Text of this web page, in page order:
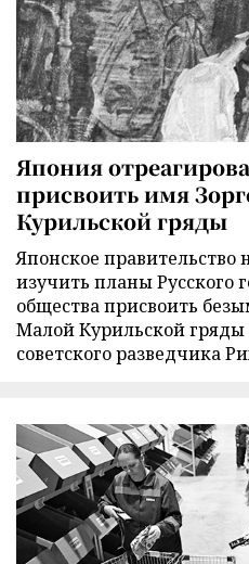
Япония
присвоить имя
Курильской гряды
Японское
изучить планы Русского
общества присвоить
Малой Курильской
советского разведчика